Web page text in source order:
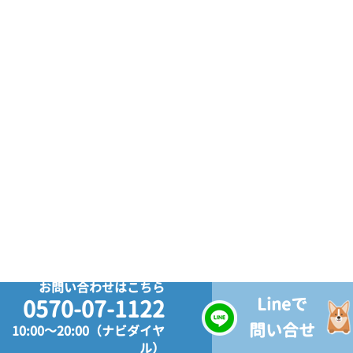
お問い合わせはこちら
0570-07-1122
10:00～20:00（ナビダイヤ
ル）
Lineで
問い合せ